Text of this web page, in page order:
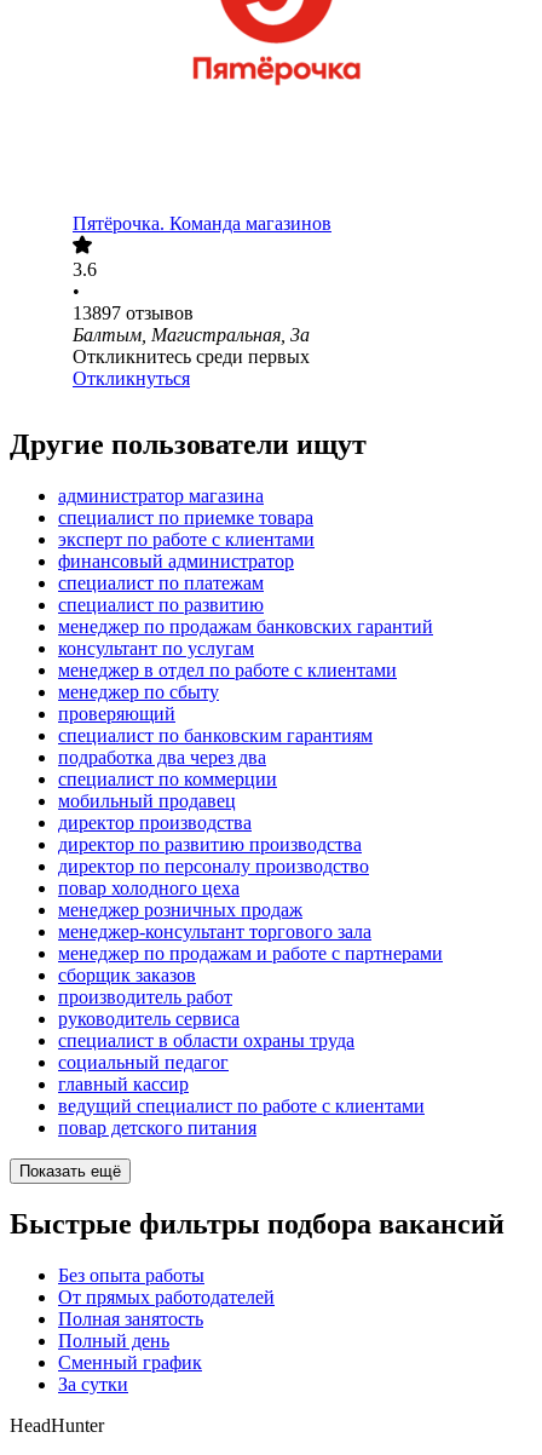
Пятёрочка. Команда магазинов
3.6
•
13897 отзывов
Балтым, Магистральная, 3а
Откликнитесь среди первых
Откликнуться
Другие пользователи ищут
администратор магазина
специалист по приемке товара
эксперт по работе с клиентами
финансовый администратор
специалист по платежам
специалист по развитию
менеджер по продажам банковских гарантий
консультант по услугам
менеджер в отдел по работе с клиентами
менеджер по сбыту
проверяющий
специалист по банковским гарантиям
подработка два через два
специалист по коммерции
мобильный продавец
директор производства
директор по развитию производства
директор по персоналу производство
повар холодного цеха
менеджер розничных продаж
менеджер-консультант торгового зала
менеджер по продажам и работе с партнерами
сборщик заказов
производитель работ
руководитель сервиса
специалист в области охраны труда
социальный педагог
главный кассир
ведущий специалист по работе с клиентами
повар детского питания
Показать ещё
Быстрые фильтры подбора вакансий
Без опыта работы
От прямых работодателей
Полная занятость
Полный день
Сменный график
За сутки
HeadHunter